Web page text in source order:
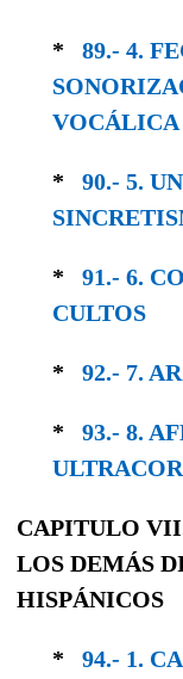
* 89.- 4.
VOCÁLICA
* 90.- 5.
* 91.- 6.
CULTOS
* 92.- 7.
* 93.- 8.
CAPITULO
LOS DEMÁS
HISPÁNICOS
* 94.- 1.